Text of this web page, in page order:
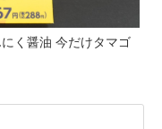
く醤油 今だけタマゴ